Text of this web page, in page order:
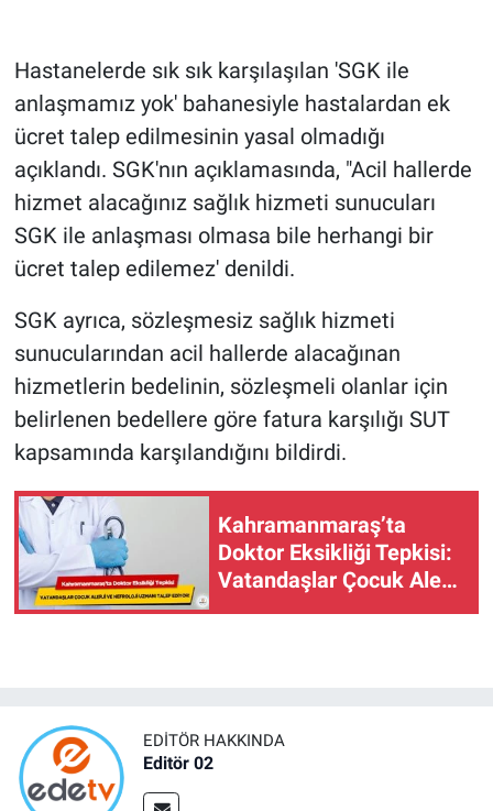
Hastanelerde sık sık karşılaşılan 'SGK ile
anlaşmamız yok' bahanesiyle hastalardan ek
ücret talep edilmesinin yasal olmadığı
açıklandı. SGK'nın açıklamasında, "Acil hallerde
hizmet alacağınız sağlık hizmeti sunucuları
SGK ile anlaşması olmasa bile herhangi bir
ücret talep edilemez' denildi.
SGK ayrıca, sözleşmesiz sağlık hizmeti
sunucularından acil hallerde alacağınan
hizmetlerin bedelinin, sözleşmeli olanlar için
belirlenen bedellere göre fatura karşılığı SUT
kapsamında karşılandığını bildirdi.
Kahramanmaraş’ta
Doktor Eksikliği Tepkisi:
Vatandaşlar Çocuk Alerji
Ve Nefroloji Uzmanı
EDITÖR HAKKINDA
Editör 02